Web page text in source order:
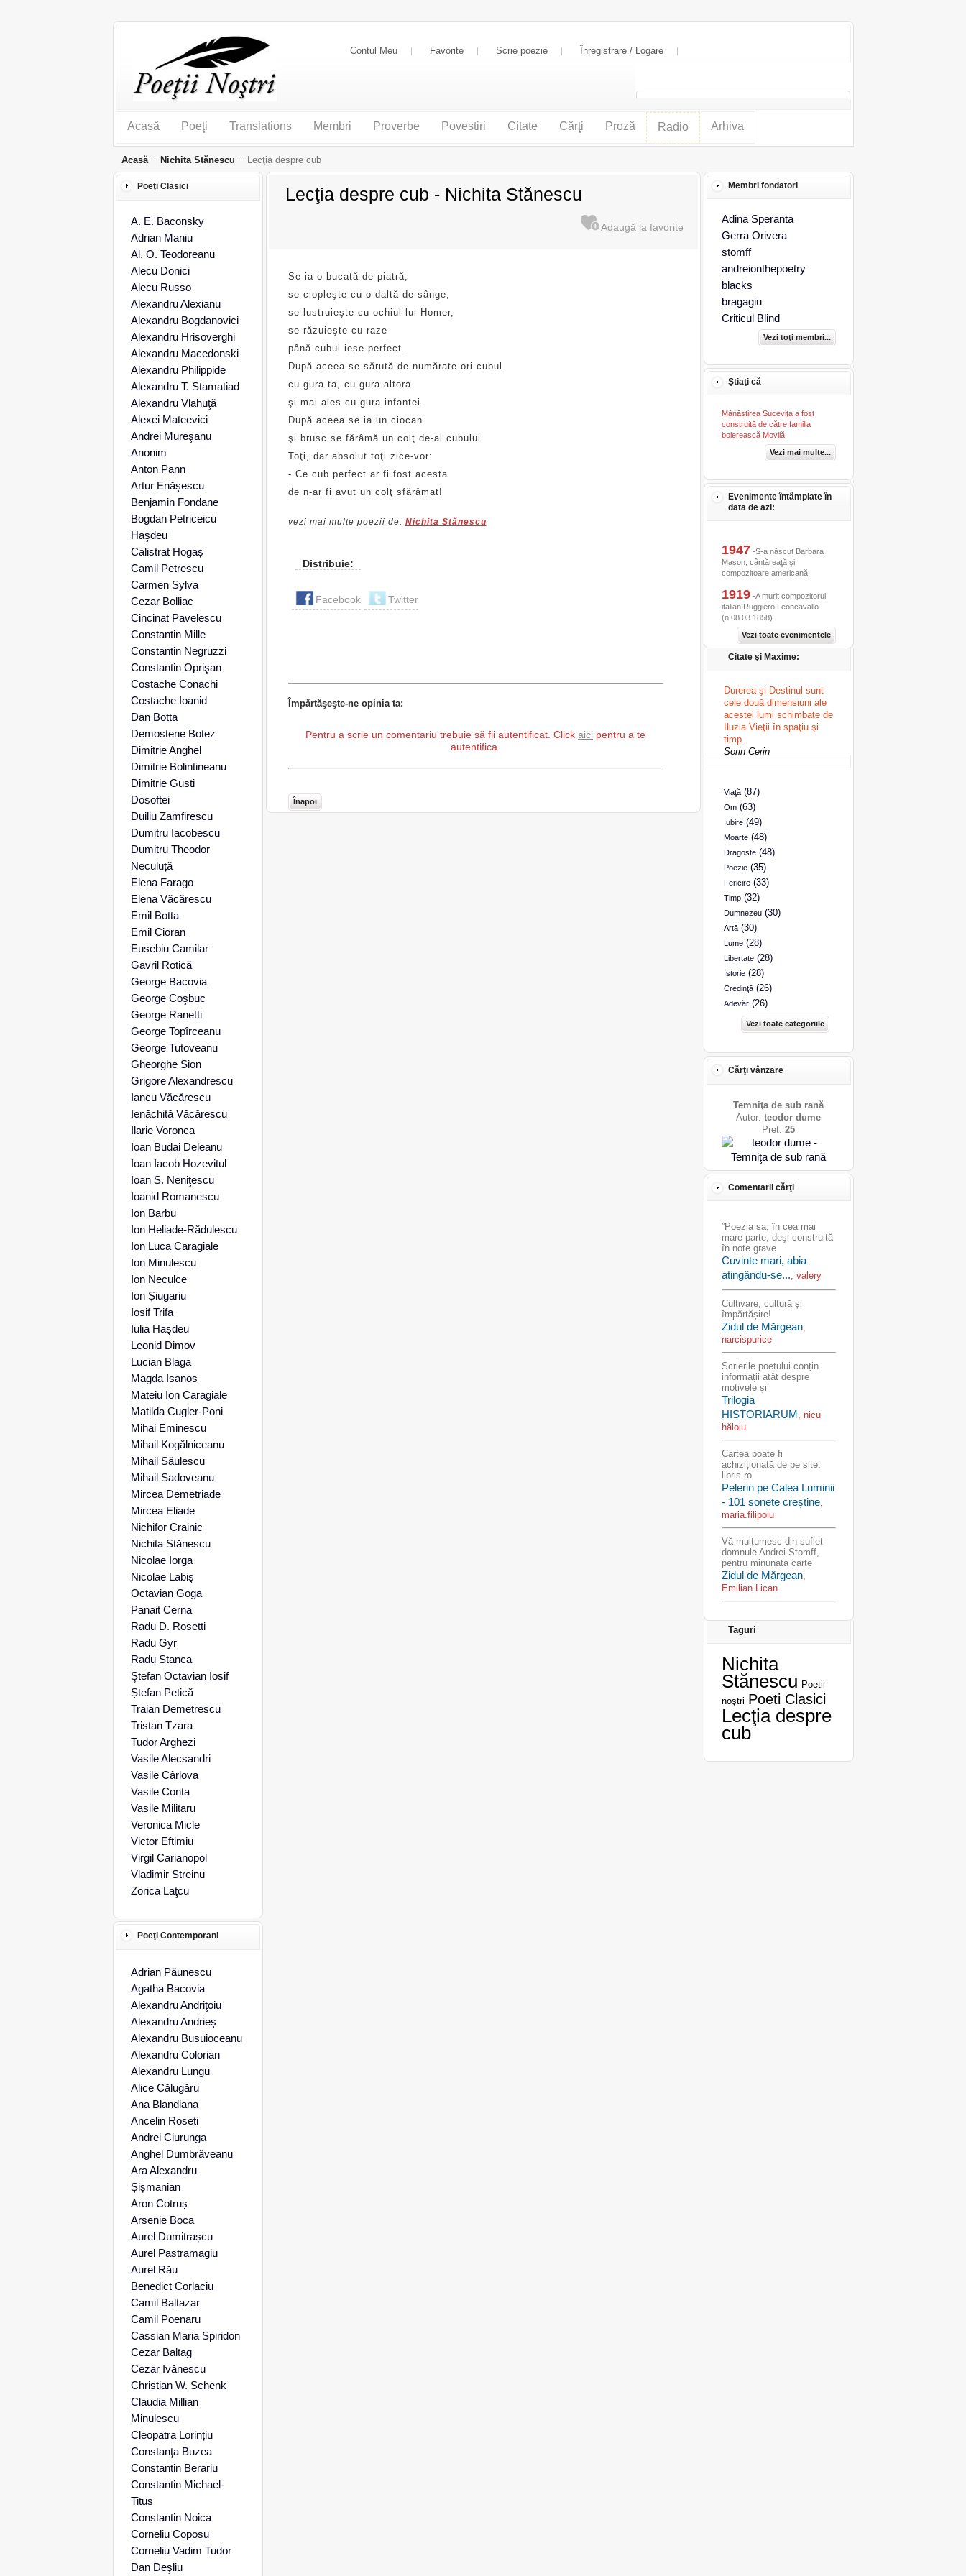
Contul Meu Favorite Scrie poezie Înregistrare / Logare
Acasă Poeţi Translations Membri Proverbe Povestiri Citate Cărţi Proză Radio Arhiva
Acasă Nichita Stănescu Lecţia despre cub
Lecţia despre cub - Nichita Stănescu
Se ia o bucată de piatră,
se ciopleşte cu o daltă de sânge,
se lustruieşte cu ochiul lui Homer,
se răzuieşte cu raze
până cubul iese perfect.
După aceea se sărută de numărate ori cubul
cu gura ta, cu gura altora
şi mai ales cu gura infantei.
După aceea se ia un ciocan
şi brusc se fărâmă un colţ de-al cubului.
Toţi, dar absolut toţi zice-vor:
- Ce cub perfect ar fi fost acesta
de n-ar fi avut un colţ sfărâmat!
vezi mai multe poezii de: Nichita Stănescu
Distribuie:
Facebook Twitter
Împărtăşeşte-ne opinia ta:
Pentru a scrie un comentariu trebuie să fii autentificat. Click aici pentru a te
autentifica.
Înapoi
Poeţi Clasici
A. E. Baconsky
Adrian Maniu
Al. O. Teodoreanu
Alecu Donici
Alecu Russo
Alexandru Alexianu
Alexandru Bogdanovici
Alexandru Hrisoverghi
Alexandru Macedonski
Alexandru Philippide
Alexandru T. Stamatiad
Alexandru Vlahuţă
Alexei Mateevici
Andrei Mureşanu
Anonim
Anton Pann
Artur Enăşescu
Benjamin Fondane
Bogdan Petriceicu
Haşdeu
Calistrat Hogaș
Camil Petrescu
Carmen Sylva
Cezar Bolliac
Cincinat Pavelescu
Constantin Mille
Constantin Negruzzi
Constantin Oprişan
Costache Conachi
Costache Ioanid
Dan Botta
Demostene Botez
Dimitrie Anghel
Dimitrie Bolintineanu
Dimitrie Gusti
Dosoftei
Duiliu Zamfirescu
Dumitru Iacobescu
Dumitru Theodor
Neculuță
Elena Farago
Elena Văcărescu
Emil Botta
Emil Cioran
Eusebiu Camilar
Gavril Rotică
George Bacovia
George Coşbuc
George Ranetti
George Topîrceanu
George Tutoveanu
Gheorghe Sion
Grigore Alexandrescu
Iancu Văcărescu
Ienăchită Văcărescu
Ilarie Voronca
Ioan Budai Deleanu
Ioan Iacob Hozevitul
Ioan S. Neniţescu
Ioanid Romanescu
Ion Barbu
Ion Heliade-Rădulescu
Ion Luca Caragiale
Ion Minulescu
Ion Neculce
Ion Șiugariu
Iosif Trifa
Iulia Haşdeu
Leonid Dimov
Lucian Blaga
Magda Isanos
Mateiu Ion Caragiale
Matilda Cugler-Poni
Mihai Eminescu
Mihail Kogălniceanu
Mihail Săulescu
Mihail Sadoveanu
Mircea Demetriade
Mircea Eliade
Nichifor Crainic
Nichita Stănescu
Nicolae Iorga
Nicolae Labiş
Octavian Goga
Panait Cerna
Radu D. Rosetti
Radu Gyr
Radu Stanca
Ştefan Octavian Iosif
Ștefan Petică
Traian Demetrescu
Tristan Tzara
Tudor Arghezi
Vasile Alecsandri
Vasile Cârlova
Vasile Conta
Vasile Militaru
Veronica Micle
Victor Eftimiu
Virgil Carianopol
Vladimir Streinu
Zorica Laţcu
Poeţi Contemporani
Adrian Păunescu
Agatha Bacovia
Alexandru Andriţoiu
Alexandru Andrieş
Alexandru Busuioceanu
Alexandru Colorian
Alexandru Lungu
Alice Călugăru
Ana Blandiana
Ancelin Roseti
Andrei Ciurunga
Anghel Dumbrăveanu
Ara Alexandru
Șișmanian
Aron Cotruș
Arsenie Boca
Aurel Dumitrașcu
Aurel Pastramagiu
Aurel Rău
Benedict Corlaciu
Camil Baltazar
Camil Poenaru
Cassian Maria Spiridon
Cezar Baltag
Cezar Ivănescu
Christian W. Schenk
Claudia Millian
Minulescu
Cleopatra Lorințiu
Constanţa Buzea
Constantin Berariu
Constantin Michael-
Titus
Constantin Noica
Corneliu Coposu
Corneliu Vadim Tudor
Dan Deşliu
Membri fondatori
Adina Speranta
Gerra Orivera
stomff
andreionthepoetry
blacks
bragagiu
Criticul Blind
Vezi toţi membri...
Ştiaţi că
Mănăstirea Suceviţa a fost
construită de către familia
boierească Movilă
Vezi mai multe...
Evenimente întâmplate în
data de azi:
1947 -S-a născut Barbara
Mason, cântăreaţă şi
compozitoare americană.
1919-A murit compozitorul
italian Ruggiero Leoncavallo
(n.08.03.1858).
Vezi toate evenimentele
Citate şi Maxime:
Durerea şi Destinul sunt
cele două dimensiuni ale
acestei lumi schimbate de
Iluzia Vieţii în spaţiu şi
timp.
Sorin Cerin
Viaţă(87)
Om(63)
Iubire(49)
Moarte(48)
Dragoste(48)
Poezie(35)
Fericire(33)
Timp(32)
Dumnezeu(30)
Artă(30)
Lume(28)
Libertate(28)
Istorie(28)
Credinţă(26)
Adevăr(26)
Vezi toate categoriile
Cărţi vânzare
Temniţa de sub rană
Autor: teodor dume
Pret: 25
Comentarii cărţi
”Poezia sa, în cea mai
mare parte, deşi construită
în note grave
Cuvinte mari, abia
atingându-se..., valery
Cultivare, cultură și
împărtășire!
Zidul de Mărgean,
narcispurice
Scrierile poetului conțin
informații atât despre
motivele și
Trilogia
HISTORIARUM, nicu
hăloiu
Cartea poate fi
achiziționată de pe site:
libris.ro
Pelerin pe Calea Luminii
- 101 sonete creștine,
maria.filipoiu
Vă mulțumesc din suflet
domnule Andrei Stomff,
pentru minunata carte
Zidul de Mărgean,
Emilian Lican
Taguri
Nichita
Stănescu Poetii
noştri Poeti Clasici
Lecţia despre
cub